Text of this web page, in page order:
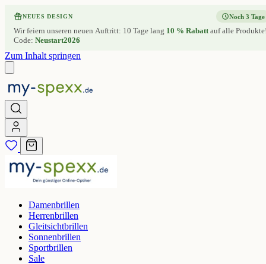
NEUES DESIGN
Wir feiern unseren neuen Auftritt: 10 Tage lang 10 % Rabattauf alle
Code: Neustart2026
Noch 3 Tage
Zum Inhalt springen
Damenbrillen
Herrenbrillen
Gleitsichtbrillen
Sonnenbrillen
Sportbrillen
Sale